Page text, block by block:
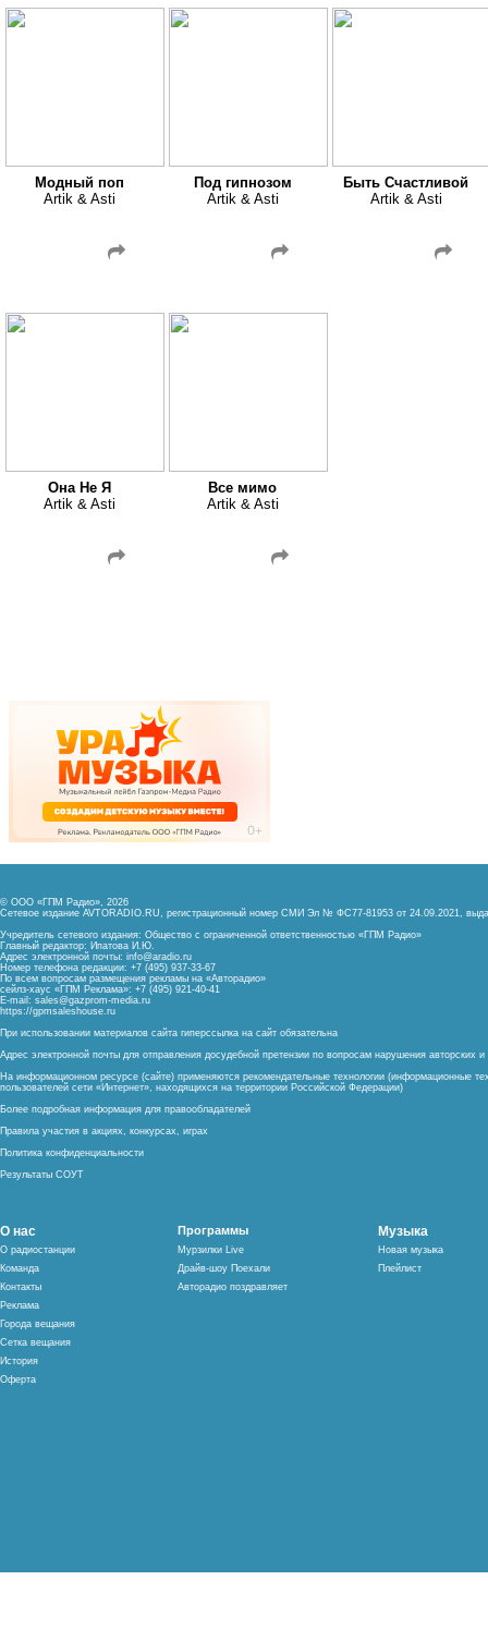
Модный поп
Artik & Asti
Под гипнозом
Artik & Asti
Быть Счастливой
Artik & Asti
Она Не Я
Artik & Asti
Все мимо
Artik & Asti
© ООО «ГПМ Радио», 2026
Сетевое издание AVTORADIO.RU, регистрационный номер СМИ Эл № ФС77-81953 от 24.09.2021,
Учредитель сетевого издания: Общество с ограниченной ответственностью «ГПМ Радио»
Главный редактор: Ипатова И.Ю.
Адрес электронной почты: info@aradio.ru
Номер телефона редакции: +7 (495) 937-33-67
По всем вопросам размещения рекламы на «Авторадио»
сейлз-хаус «ГПМ Реклама»: +7 (495) 921-40-41
E-mail: sales@gazprom-media.ru
https://gpmsaleshouse.ru
При использовании материалов сайта гиперссылка на сайт обязательна
Адрес электронной почты для отправления досудебной претензии по вопросам нарушения авторских
На информационном ресурсе (сайте) применяются рекомендательные технологии (информационные
пользователей сети «Интернет», находящихся на территории Российской Федерации)
Более подробная информация для правообладателей
Правила участия в акциях, конкурсах, играх
Политика конфиденциальности
Результаты СОУТ
О нас
О радиостанции
Команда
Контакты
Реклама
Города вещания
Сетка вещания
История
Оферта
Программы
Мурзилки Live
Драйв-шоу Поехали
Авторадио поздравляет
Музыка
Новая музыка
Плейлист